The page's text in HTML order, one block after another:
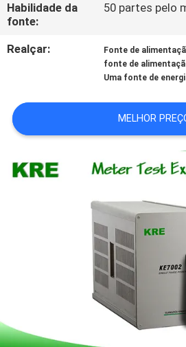
UMAS
CITAÇÕES
DO
SITE
PRIVACY
Habilidade da
fonte:
50 partes pelo
Realçar: Fonte de
fonte de
Uma fonte de
MELHOR